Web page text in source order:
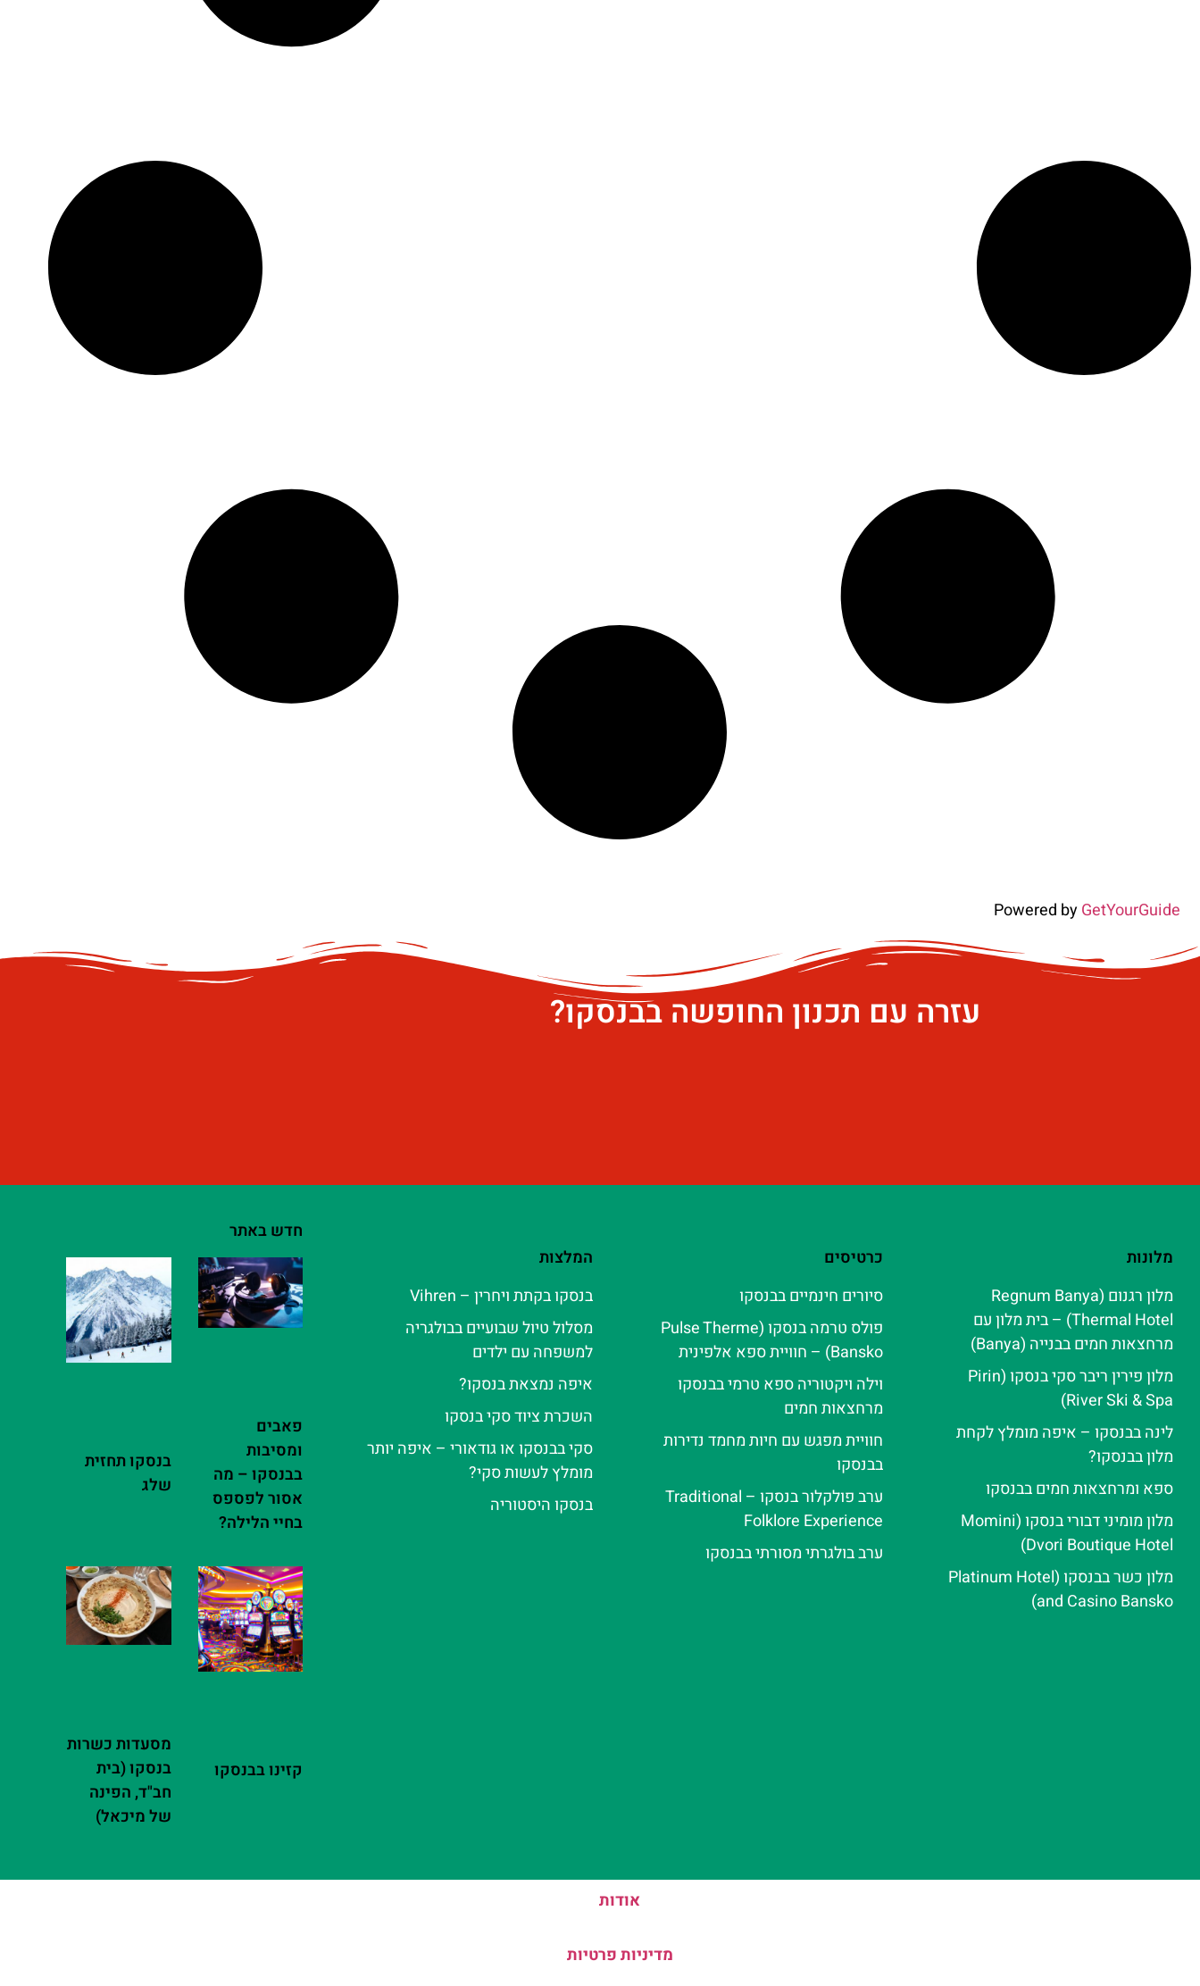
Powered byGetYourGuide
עזרה עם תכנון החופשה בבנסקו?
מלונות
מלון רגנום (Regnum Banya
Thermal Hotel) – בית מלון עם
מרחצאות חמים בבנייה (Banya)
מלון פירין ריבר סקי בנסקו (Pirin
River Ski & Spa‬)
לינה בבנסקו – איפה מומלץ לקחת
מלון בבנסקו?
ספא ומרחצאות חמים בבנסקו
מלון מומיני דבורי בנסקו (Momini
Dvori Boutique Hotel)
מלון כשר בבנסקו (Platinum Hotel
and Casino Bansko)
כרטיסים
סיורים חינמיים בבנסקו
פולס טרמה בנסקו (Pulse Therme
Bansko) – חוויית ספא אלפינית
וילה ויקטוריה ספא טרמי בבנסקו
מרחצאות חמים
חוויית מפגש עם חיות מחמד נדירות
בבנסקו
ערב פולקלור בנסקו – Traditional
Folklore Experience
ערב בולגרתי מסורתי בבנסקו
המלצות
בנסקו בקתת ויחרין – Vihren
מסלול טיול שבועיים בבולגריה
למשפחה עם ילדים
איפה נמצאת בנסקו?
השכרת ציוד סקי בנסקו
סקי בבנסקו או גודאורי – איפה יותר
מומלץ לעשות סקי?
בנסקו היסטוריה
חדש באתר
פאבים
ומסיבות
בבנסקו – מה
אסור לפספס
בחיי הלילה?
בנסקו תחזית
שלג
קזינו בבנסקו
מסעדות כשרות
בנסקו (בית
חב"ד, הפינה
של מיכאל)
אודות
מדיניות פרטיות